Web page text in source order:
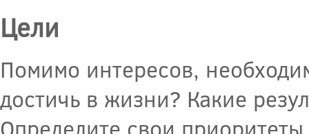
Цели
Помимо интересов,
достичь в жизни? Какие